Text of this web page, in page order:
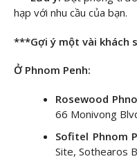
hạp với nhu cầu của bạn.
***Gợi ý một vài khách
Ở Phnom Penh:
Rosewood
66 Monivong
Sofitel Phnom
Site, Sothearos